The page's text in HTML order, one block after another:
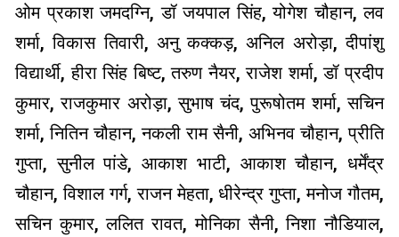
ओम प्रकाश जमदग्नि, डॉ जयपाल सिंह, योगेश चौहान, लव
शर्मा, विकास तिवारी, अनु कक्कड़, अनिल अरोड़ा, दीपांशु
विद्यार्थी, हीरा सिंह बिष्ट, तरुण नैयर, राजेश शर्मा, डॉ प्रदीप
कुमार, राजकुमार अरोड़ा, सुभाष चंद, पुरूषोतम शर्मा, सचिन
शर्मा, नितिन चौहान, नकली राम सैनी, अभिनव चौहान, प्रीति
गुप्ता, सुनील पांडे, आकाश भाटी, आकाश चौहान, धर्मेंद्र
चौहान, विशाल गर्ग, राजन मेहता, धीरेन्द्र गुप्ता, मनोज गौतम,
सचिन कुमार, ललित रावत, मोनिका सैनी, निशा नौडियाल,